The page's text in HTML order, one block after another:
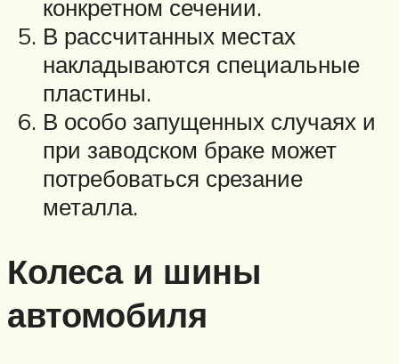
конкретном сечении.
В рассчитанных местах
накладываются специальные
пластины.
В особо запущенных случаях и
при заводском браке может
потребоваться срезание
металла.
Колеса и шины
автомобиля